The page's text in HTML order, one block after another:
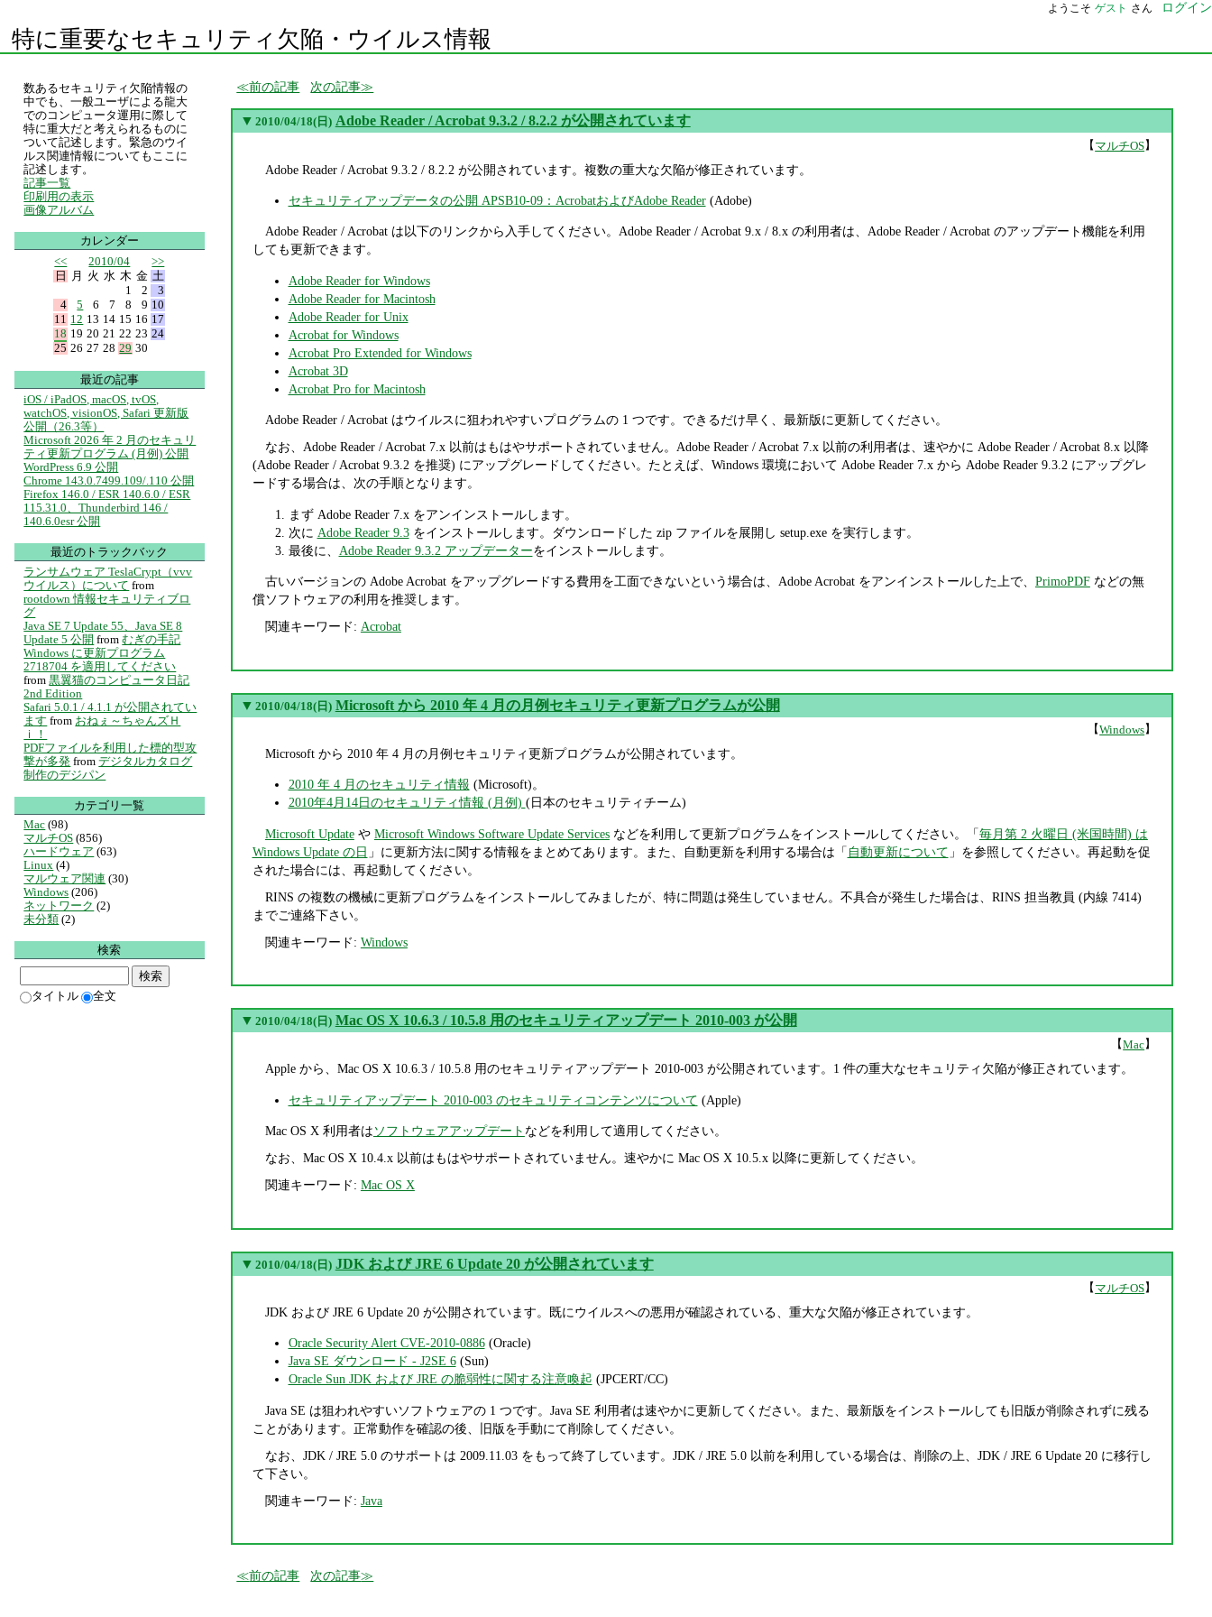
ようこそ ゲスト さん ログイン
特に重要なセキュリティ欠陥・ウイルス情報
前の記事 次の記事
▼ 2010/04/18(日) Adobe Reader / Acrobat 9.3.2 / 8.2.2 が公開されています
【マルチOS】
Adobe Reader / Acrobat 9.3.2 / 8.2.2 が公開されています。複数の重大な欠陥が修正されています。
セキュリティアップデータの公開 APSB10-09：AcrobatおよびAdobe Reader(Adobe)
Adobe Reader / Acrobat は以下のリンクから入手してください。Adobe Reader / Acrobat 9.x / 8.x の利用者は、Adobe Reader / Acrobat のアップデート機能を利用
しても更新できます。
Adobe Reader for Windows
Adobe Reader for Macintosh
Adobe Reader for Unix
Acrobat for Windows
Acrobat Pro Extended for Windows
Acrobat 3D
Acrobat Pro for Macintosh
Adobe Reader / Acrobat はウイルスに狙われやすいプログラムの 1 つです。できるだけ早く、最新版に更新してください。
なお、Adobe Reader / Acrobat 7.x 以前はもはやサポートされていません。Adobe Reader / Acrobat 7.x 以前の利用者は、速やかに Adobe Reader / Acrobat 8.x 以降
(Adobe Reader / Acrobat 9.3.2 を推奨) にアップグレードしてください。たとえば、Windows 環境において Adobe Reader 7.x から Adobe Reader 9.3.2 にアップグレ
ードする場合は、次の手順となります。
まず Adobe Reader 7.x をアンインストールします。
次に Adobe Reader 9.3をインストールします。ダウンロードした zip ファイルを展開し setup.exe を実行します。
最後に、 Adobe Reader 9.3.2 アップデーターをインストールします。
古いバージョンの Adobe Acrobat をアップグレードする費用を工面できないという場合は、Adobe Acrobat をアンインストールした上で、 PrimoPDFなどの無
償ソフトウェアの利用を推奨します。
関連キーワード: Acrobat
▼ 2010/04/18(日) Microsoft から 2010 年 4 月の月例セキュリティ更新プログラムが公開
【Windows】
Microsoft から 2010 年 4 月の月例セキュリティ更新プログラムが公開されています。
2010 年 4 月のセキュリティ情報 (Microsoft)。
2010年4月14日のセキュリティ情報 (月例) (日本のセキュリティチーム)
Microsoft Updateや Microsoft Windows Software Update Servicesなどを利用して更新プログラムをインストールしてください。「毎月第 2 火曜日 (米国時間) は
Windows Update の日 」に更新方法に関する情報をまとめてあります。また、自動更新を利用する場合は「自動更新について 」を参照してください。再起動を促
された場合には、再起動してください。
RINS の複数の機械に更新プログラムをインストールしてみましたが、特に問題は発生していません。不具合が発生した場合は、RINS 担当教員 (内線 7414)
までご連絡下さい。
関連キーワード: Windows
▼ 2010/04/18(日) Mac OS X 10.6.3 / 10.5.8 用のセキュリティアップデート 2010-003 が公開
【Mac】
Apple から、Mac OS X 10.6.3 / 10.5.8 用のセキュリティアップデート 2010-003 が公開されています。1 件の重大なセキュリティ欠陥が修正されています。
セキュリティアップデート 2010-003 のセキュリティコンテンツについて (Apple)
Mac OS X 利用者はソフトウェアアップデート などを利用して適用してください。
なお、Mac OS X 10.4.x 以前はもはやサポートされていません。速やかに Mac OS X 10.5.x 以降に更新してください。
関連キーワード: Mac OS X
▼ 2010/04/18(日) JDK および JRE 6 Update 20 が公開されています
【 マルチOS】
JDK および JRE 6 Update 20 が公開されています。既にウイルスへの悪用が確認されている、重大な欠陥が修正されています。
Oracle Security Alert CVE-2010-0886(Oracle)
Java SE ダウンロード - J2SE 6(Sun)
Oracle Sun JDK および JRE の脆弱性に関する注意喚起 (JPCERT/CC)
Java SE は狙われやすいソフトウェアの 1 つです。Java SE 利用者は速やかに更新してください。また、最新版をインストールしても旧版が削除されずに残る
ことがあります。正常動作を確認の後、旧版を手動にて削除してください。
なお、JDK / JRE 5.0 のサポートは 2009.11.03 をもって終了しています。JDK / JRE 5.0 以前を利用している場合は、削除の上、JDK / JRE 6 Update 20 に移行し
て下さい。
関連キーワード: Java
前の記事 次の記事
数あるセキュリティ欠陥情報の
中でも、一般ユーザによる龍大
でのコンピュータ運用に際して
特に重大だと考えられるものに
ついて記述します。緊急のウイ
ルス関連情報についてもここに
記述します。
記事一覧
印刷用の表示
画像アルバム
カレンダー
<<
2010/04
>>
日
月 火 水 木 金 土
1
2
3
4
5 6 7 8 9 10
11 12 13 14 15 16 17
18 19 20 21 22 23 24
25 26 27 28 29 30
最近の記事
iOS / iPadOS, macOS, tvOS,
watchOS, visionOS, Safari 更新版
公開（26.3等）
Microsoft 2026 年 2 月のセキュリ
ティ更新プログラム (月例) 公開
WordPress 6.9 公開
Chrome 143.0.7499.109/.110 公開
Firefox 146.0 / ESR 140.6.0 / ESR
115.31.0、Thunderbird 146 /
140.6.0esr 公開
最近のトラックバック
ランサムウェア TeslaCrypt（vvv
ウイルス）について from
rootdown 情報セキュリティブロ
グ
Java SE 7 Update 55、Java SE 8
Update 5 公開 from むぎの手記
Windows に更新プログラム
2718704 を適用してください
from 黒翼猫のコンピュータ日記
2nd Edition
Safari 5.0.1 / 4.1.1 が公開されてい
ます from おねぇ～ちゃんズＨ
ｉ！
PDFファイルを利用した標的型攻
撃が多発 from デジタルカタログ
制作のデジパン
カテゴリ一覧
Mac (98)
マルチOS (856)
ハードウェア (63)
Linux (4)
マルウェア関連 (30)
Windows (206)
ネットワーク (2)
未分類 (2)
検索
タイトル 全文